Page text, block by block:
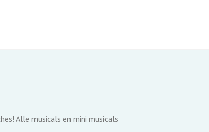
Alle musicals en mini musicals